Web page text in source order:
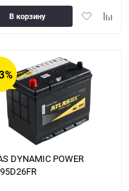
Добавить
В корзину
DYNAMIC POWER